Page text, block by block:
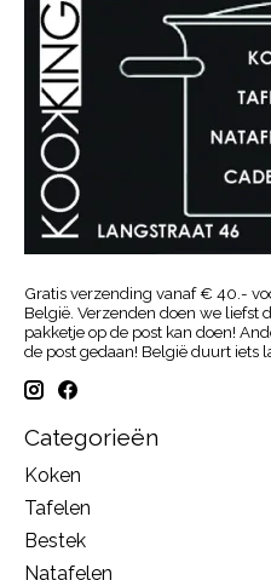
Gratis verzending vanaf € 40.-
België. Verzenden doen we liefst
pakketje op de post kan doen!
de post gedaan! België duurt iets
Categorieën
Koken
Tafelen
Bestek
Natafelen